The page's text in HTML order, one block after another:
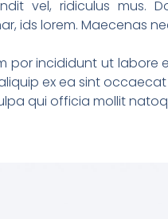
vel, ridiculus mus.
ids lorem. Maecenas
por incididunt ut labore
ex ea sint
qui officia mollit